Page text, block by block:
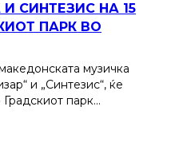
СИНТЕЗИС НА 15
ПАРК ВО
музичка
и „Синтезис“, ќе
Градскиот парк…